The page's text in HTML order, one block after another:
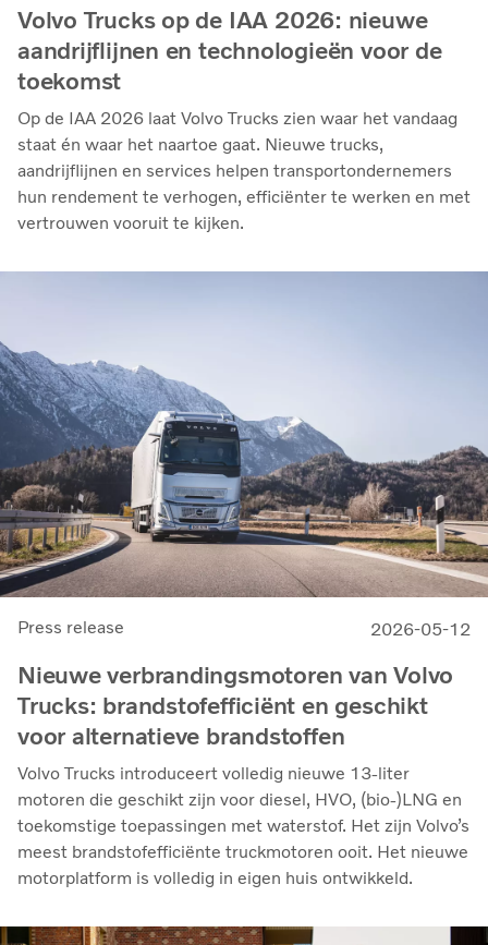
Volvo Trucks op de IAA 2026: nieuwe
aandrijflijnen en technologieën voor de
toekomst
Op de IAA 2026 laat Volvo Trucks zien waar het vandaag
staat én waar het naartoe gaat. Nieuwe trucks,
aandrijflijnen en services helpen transportondernemers
hun rendement te verhogen, efficiënter te werken en met
vertrouwen vooruit te kijken.
Press release 2026-05-12
Nieuwe verbrandingsmotoren van Volvo
Trucks: brandstofefficiënt en geschikt
voor alternatieve brandstoffen
Volvo Trucks introduceert volledig nieuwe 13-liter
motoren die geschikt zijn voor diesel, HVO, (bio-)LNG en
toekomstige toepassingen met waterstof. Het zijn Volvo’s
meest brandstofefficiënte truckmotoren ooit. Het nieuwe
motorplatform is volledig in eigen huis ontwikkeld.